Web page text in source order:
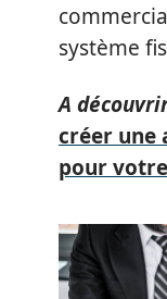
système
A
créer une
pour